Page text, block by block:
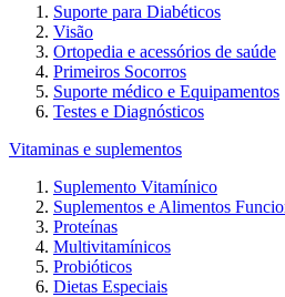
Suporte para Diabéticos
Visão
Ortopedia e acessórios de saúde
Primeiros Socorros
Suporte médico e Equipamentos
Testes e Diagnósticos
Vitaminas e suplementos
Suplemento Vitamínico
Suplementos e Alimentos
Proteínas
Multivitamínicos
Probióticos
Dietas Especiais